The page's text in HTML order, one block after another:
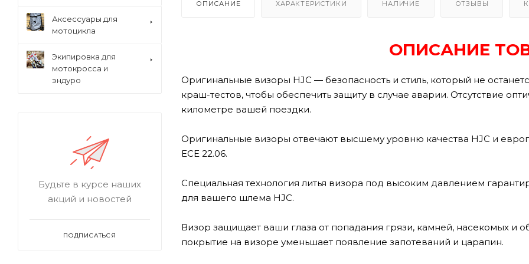
ОПИСАНИЕ ХАРАКТЕРИСТИКИ НАЛИЧИЕ ОТЗЫВЫ
ОПИСАНИЕ
Оригинальные визоры HJC — безопасность и стиль, который не
краш-тестов, чтобы обеспечить защиту в случае аварии. Отсутствие
километре вашей поездки.
Оригинальные визоры отвечают высшему уровню качества HJC и
ECE 22.06.
Специальная технология литья визора под высоким давлением
для вашего шлема HJC.
Визор защищает ваши глаза от попадания грязи, камней, насекомых и
покрытие на визоре уменьшает появление запотеваний и царапин.
Аксессуары для
мотоцикла
Экипировка для
мотокросса и
эндуро
Будьте в курсе наших
акций и новостей
ПОДПИСАТЬСЯ